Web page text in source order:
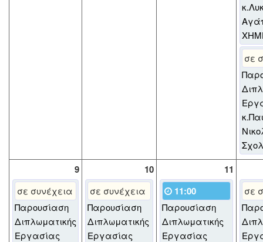
σε
9 10 11
σε συνέχεια
Παρουσίαση
Διπλωματικής
Εργασίας
σε συνέχεια
Παρουσίαση
Διπλωματικής
Εργασίας
11:00
Παρουσίαση
Διπλωματικής
Εργασίας
σε